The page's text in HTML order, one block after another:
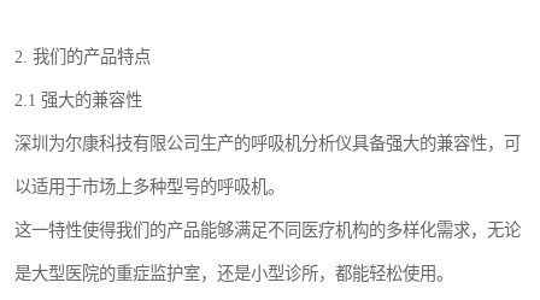
2. 我们的产品特点
2.1 强大的兼容性
深圳为尔康科技有限公司生产的呼吸机分析仪具备强大的兼容性，可
以适用于市场上多种型号的呼吸机。
这一特性使得我们的产品能够满足不同医疗机构的多样化需求，无论
是大型医院的重症监护室，还是小型诊所，都能轻松使用。